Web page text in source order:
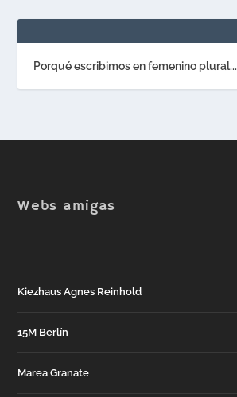
Porqué escribimos en femenino plural...
Webs amigas
Kiezhaus Agnes Reinhold
15M Berlín
Marea Granate